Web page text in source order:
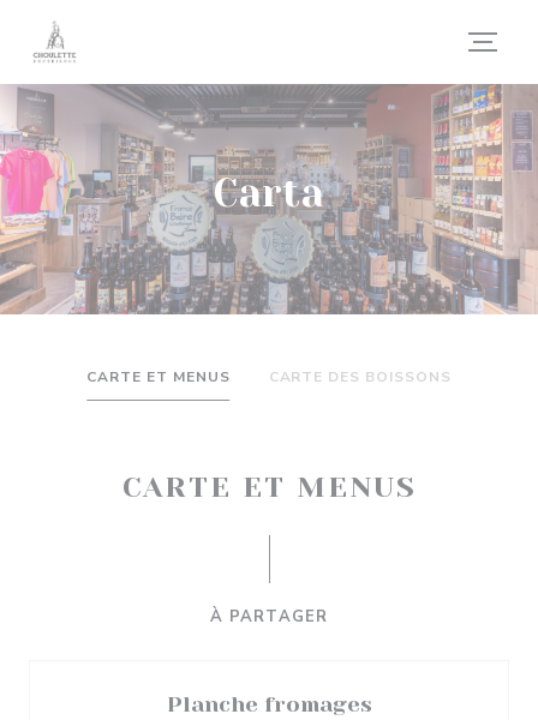
Personalización de sus opciones de cookies
Carta
CARTE ET MENUS CARTE DES BOISSONS
CARTE ET MENUS
À PARTAGER
Planche fromages